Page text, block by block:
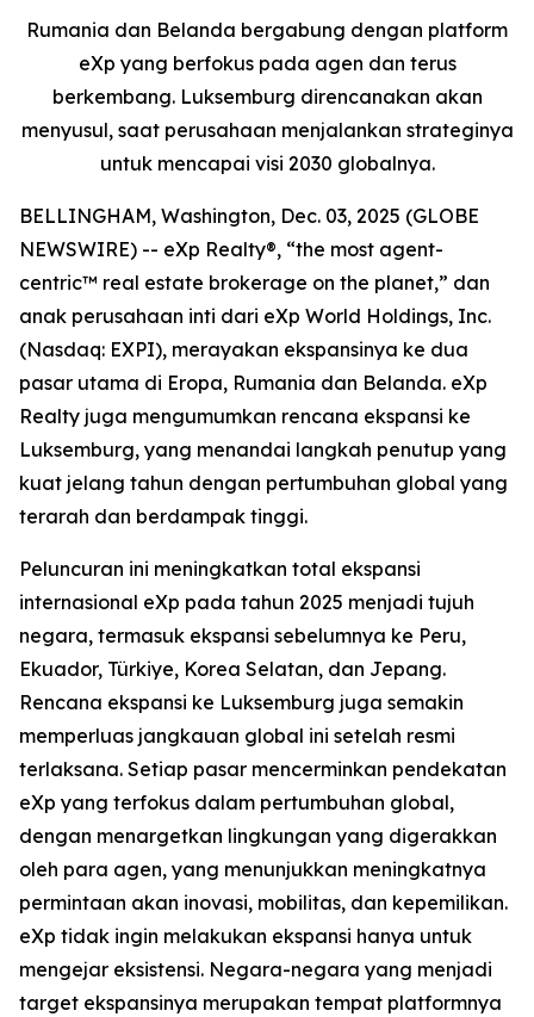
Rumania dan Belanda bergabung dengan platform
eXp yang berfokus pada agen dan terus
berkembang. Luksemburg direncanakan akan
menyusul, saat perusahaan menjalankan strateginya
untuk mencapai visi 2030 globalnya.
BELLINGHAM, Washington, Dec. 03, 2025 (GLOBE
NEWSWIRE) -- eXp Realty®, “the most agent-
centric™ real estate brokerage on the planet,” dan
anak perusahaan inti dari eXp World Holdings, Inc.
(Nasdaq: EXPI), merayakan ekspansinya ke dua
pasar utama di Eropa, Rumania dan Belanda. eXp
Realty juga mengumumkan rencana ekspansi ke
Luksemburg, yang menandai langkah penutup yang
kuat jelang tahun dengan pertumbuhan global yang
terarah dan berdampak tinggi.
Peluncuran ini meningkatkan total ekspansi
internasional eXp pada tahun 2025 menjadi tujuh
negara, termasuk ekspansi sebelumnya ke Peru,
Ekuador, Türkiye, Korea Selatan, dan Jepang.
Rencana ekspansi ke Luksemburg juga semakin
memperluas jangkauan global ini setelah resmi
terlaksana. Setiap pasar mencerminkan pendekatan
eXp yang terfokus dalam pertumbuhan global,
dengan menargetkan lingkungan yang digerakkan
oleh para agen, yang menunjukkan meningkatnya
permintaan akan inovasi, mobilitas, dan kepemilikan.
eXp tidak ingin melakukan ekspansi hanya untuk
mengejar eksistensi. Negara-negara yang menjadi
target ekspansinya merupakan tempat platformnya